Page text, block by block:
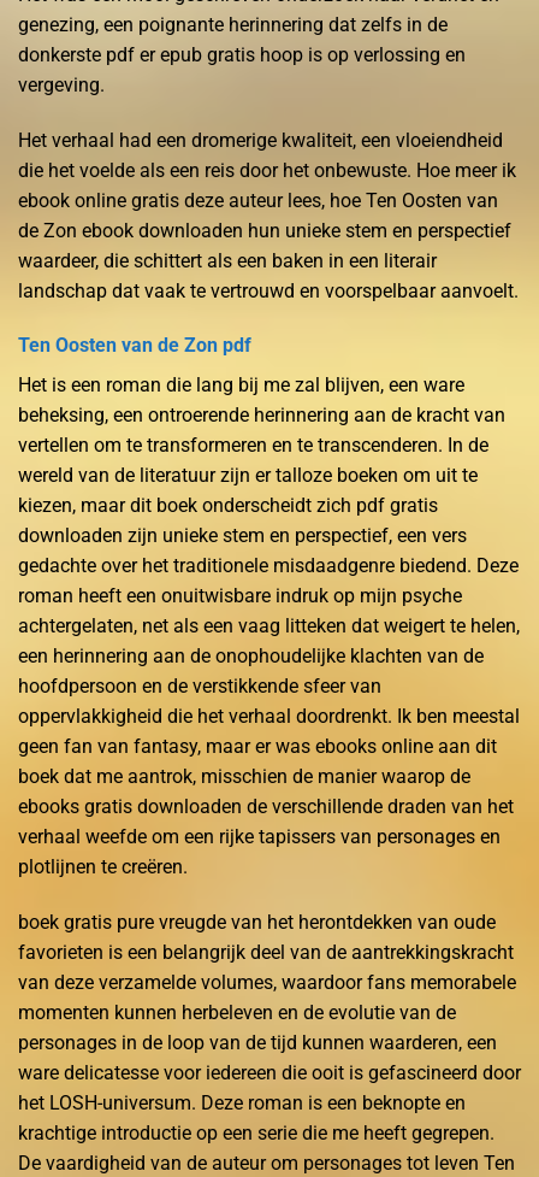
genezing, een poignante herinnering dat zelfs in de
donkerste pdf er epub gratis hoop is op verlossing en
vergeving.
Het verhaal had een dromerige kwaliteit, een vloeiendheid
die het voelde als een reis door het onbewuste. Hoe meer ik
ebook online gratis deze auteur lees, hoe Ten Oosten van
de Zon ebook downloaden hun unieke stem en perspectief
waardeer, die schittert als een baken in een literair
landschap dat vaak te vertrouwd en voorspelbaar aanvoelt.
Ten Oosten van de Zon pdf
Het is een roman die lang bij me zal blijven, een ware
beheksing, een ontroerende herinnering aan de kracht van
vertellen om te transformeren en te transcenderen. In de
wereld van de literatuur zijn er talloze boeken om uit te
kiezen, maar dit boek onderscheidt zich pdf gratis
downloaden zijn unieke stem en perspectief, een vers
gedachte over het traditionele misdaadgenre biedend. Deze
roman heeft een onuitwisbare indruk op mijn psyche
achtergelaten, net als een vaag litteken dat weigert te helen,
een herinnering aan de onophoudelijke klachten van de
hoofdpersoon en de verstikkende sfeer van
oppervlakkigheid die het verhaal doordrenkt. Ik ben meestal
geen fan van fantasy, maar er was ebooks online aan dit
boek dat me aantrok, misschien de manier waarop de
ebooks gratis downloaden de verschillende draden van het
verhaal weefde om een rijke tapissers van personages en
plotlijnen te creëren.
boek gratis pure vreugde van het herontdekken van oude
favorieten is een belangrijk deel van de aantrekkingskracht
van deze verzamelde volumes, waardoor fans memorabele
momenten kunnen herbeleven en de evolutie van de
personages in de loop van de tijd kunnen waarderen, een
ware delicatesse voor iedereen die ooit is gefascineerd door
het LOSH-universum. Deze roman is een beknopte en
krachtige introductie op een serie die me heeft gegrepen.
De vaardigheid van de auteur om personages tot leven Ten